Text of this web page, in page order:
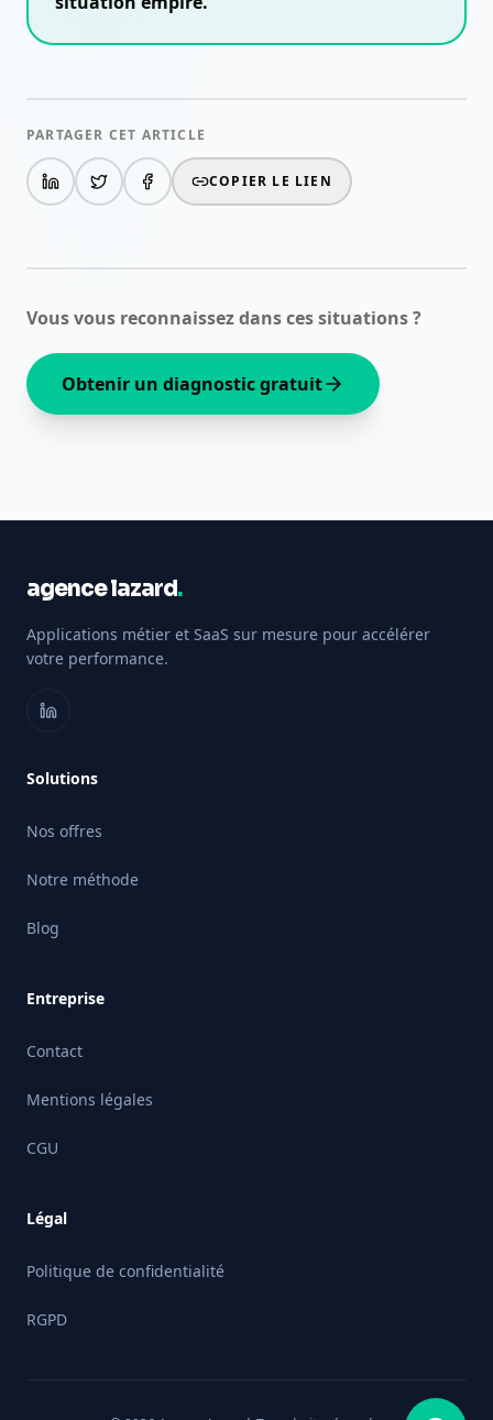
PARTAGER CET ARTICLE
COPIER LE LIEN
Vous vous reconnaissez dans ces situations ?
Obtenir un diagnostic gratuit
agence lazard.
Applications métier et SaaS sur mesure pour accélérer
votre performance.
Solutions
Nos offres
Notre méthode
Blog
Entreprise
Contact
Mentions légales
CGU
Légal
Politique de confidentialité
RGPD